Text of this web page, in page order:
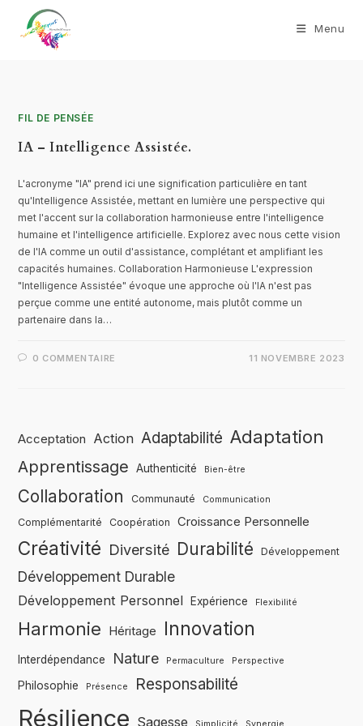
Menu
FIL DE PENSÉE
IA – Intelligence Assistée.
L'acronyme "IA" prend ici une signification particulière en tant
qu'Intelligence Assistée, mettant en lumière une perspective qui
met l'accent sur la collaboration harmonieuse entre l'intelligence
humaine et l'intelligence artificielle. Explorez avec nous cette vision
de l'IA comme un outil d'assistance, complétant et amplifiant les
capacités humaines. Collaboration Harmonieuse L'expression
"Intelligence Assistée" évoque une approche où l'IA n'est pas
perçue comme une entité autonome, mais plutôt comme un
partenaire dans la…
0 COMMENTAIRE 11 NOVEMBRE 2023
Acceptation Action Adaptabilité Adaptation
Apprentissage Authenticité Bien-être
Collaboration Communauté Communication
Complémentarité Coopération Croissance Personnelle
Créativité Diversité Durabilité Développement
Développement Durable
Développement Personnel Expérience Flexibilité
Harmonie Héritage Innovation
Interdépendance Nature Permaculture Perspective
Philosophie Présence Responsabilité
Résilience Sagesse